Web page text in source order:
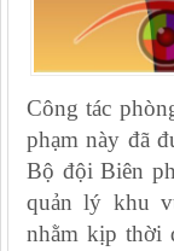
Công tác
phạm này đã
Bộ đội Biên
quản lý khu
nhằm kịp thời